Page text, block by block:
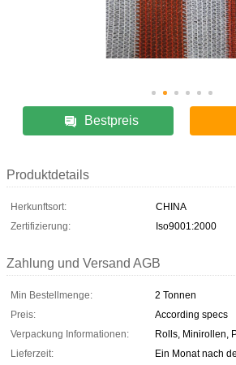
Bestpreis
Produktdetails
Herkunftsort:
CHINA
Zertifizierung:
Iso9001:2000
Zahlung und Versand AGB
Min Bestellmenge:
2 Tonnen
Preis:
According specs
Verpackung Informationen:
Rolls, Minirollen,
Lieferzeit:
Ein Monat nach